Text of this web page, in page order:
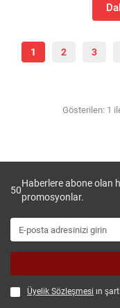
1 2 3
Gösterilen: 1
50
Haberlere abone olan
promosyonlar.
Üyelik Sözleşmesi ın